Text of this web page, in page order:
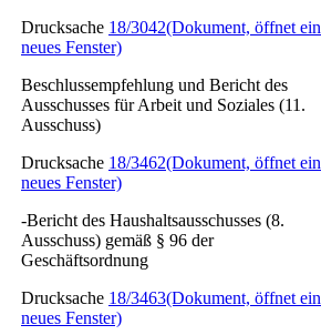
Drucksache 18/3042(Dokument, öffnet ein
neues Fenster)
Beschlussempfehlung und Bericht des
Ausschusses für Arbeit und Soziales (11.
Ausschuss)
Drucksache 18/3462(Dokument, öffnet ein
neues Fenster)
-Bericht des Haushaltsausschusses (8.
Ausschuss) gemäß § 96 der
Geschäftsordnung
Drucksache 18/3463(Dokument, öffnet ein
neues Fenster)